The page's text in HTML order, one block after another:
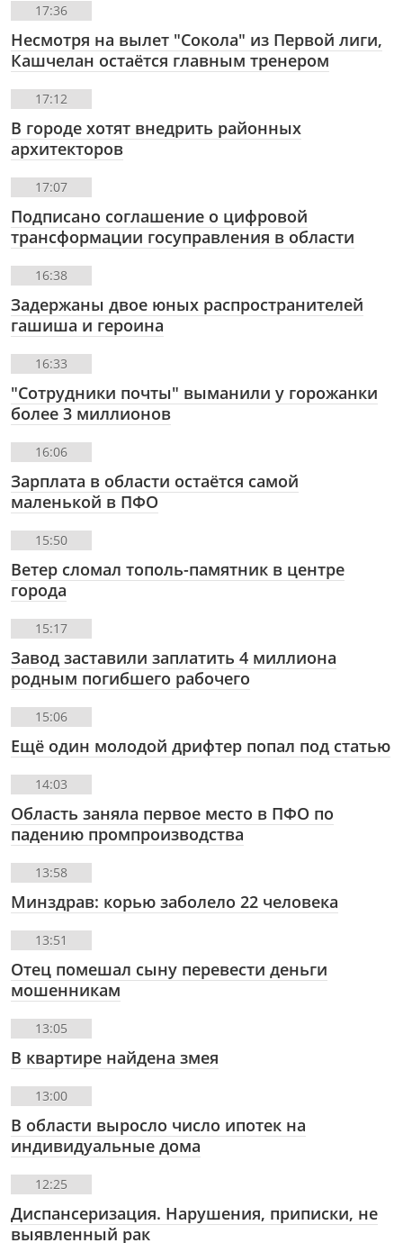
17:36
Несмотря на вылет "Сокола" из Первой лиги,
Кашчелан остаётся главным тренером
17:12
В городе хотят внедрить районных
архитекторов
17:07
Подписано соглашение о цифровой
трансформации госуправления в области
16:38
Задержаны двое юных распространителей
гашиша и героина
16:33
"Сотрудники почты" выманили у горожанки
более 3 миллионов
16:06
Зарплата в области остаётся самой
маленькой в ПФО
15:50
Ветер сломал тополь-памятник в центре
города
15:17
Завод заставили заплатить 4 миллиона
родным погибшего рабочего
15:06
Ещё один молодой дрифтер попал под статью
14:03
Область заняла первое место в ПФО по
падению промпроизводства
13:58
Минздрав: корью заболело 22 человека
13:51
Отец помешал сыну перевести деньги
мошенникам
13:05
В квартире найдена змея
13:00
В области выросло число ипотек на
индивидуальные дома
12:25
Диспансеризация. Нарушения, приписки, не
выявленный рак